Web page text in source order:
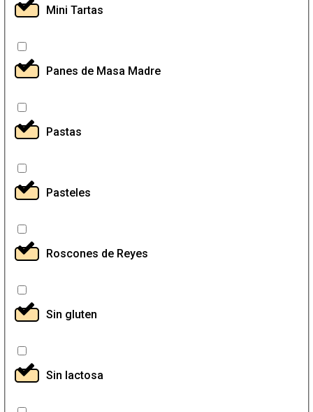
Mini Tartas
Panes de Masa Madre
Pastas
Pasteles
Roscones de Reyes
Sin gluten
Sin lactosa